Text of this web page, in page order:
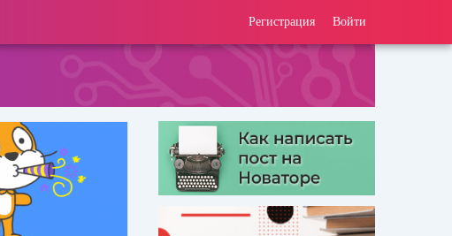
Регистрация Войти